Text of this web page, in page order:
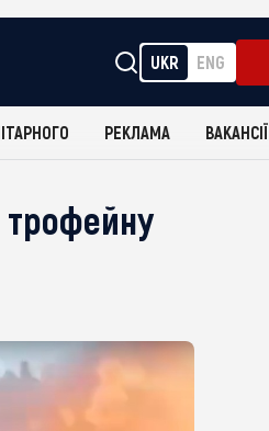
UKR ENG
РЕКЛАМА ВАКАНСІЇ
трофейну